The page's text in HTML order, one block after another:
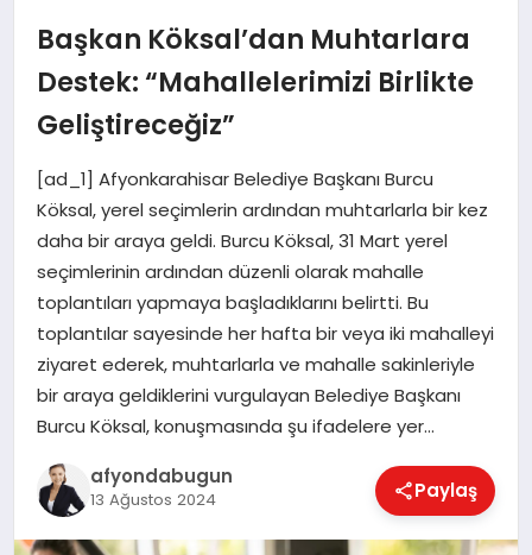
EĞITIM
EKONOMI
MAGAZIN
SAĞLIK
SIYASET
Başkan Köksal’dan Muhtarlara
Destek: “Mahallelerimizi Birlikte
Geliştireceğiz”
[ad_1] Afyonkarahisar Belediye Başkanı Burcu
Köksal, yerel seçimlerin ardından muhtarlarla bir kez
daha bir araya geldi. Burcu Köksal, 31 Mart yerel
seçimlerinin ardından düzenli olarak mahalle
toplantıları yapmaya başladıklarını belirtti. Bu
toplantılar sayesinde her hafta bir veya iki mahalleyi
ziyaret ederek, muhtarlarla ve mahalle sakinleriyle
bir araya geldiklerini vurgulayan Belediye Başkanı
Burcu Köksal, konuşmasında şu ifadelere yer…
afyondabugun
13 Ağustos 2024 Paylaş